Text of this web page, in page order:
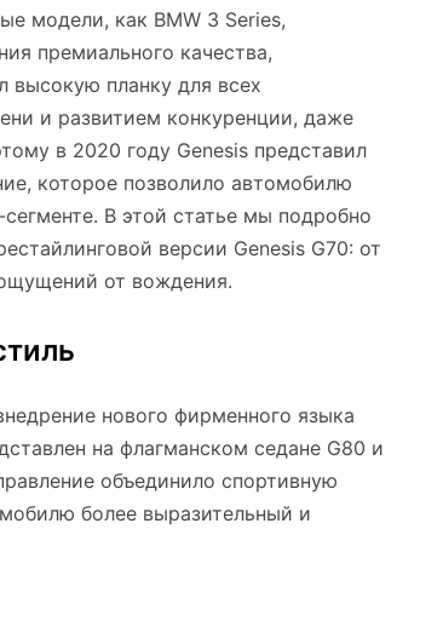
модели, как BMW 3 Series,
премиального качества,
высокую планку для всех
и развитием конкуренции, даже
в 2020 году Genesis представил
которое позволило автомобилю
В этой статье мы подробно
версии Genesis G70: от
от вождения.
нового фирменного языка
на флагманском седане G80 и
объединило спортивную
более выразительный и